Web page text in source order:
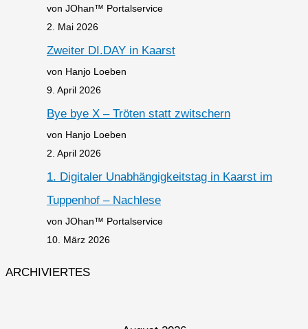
von JOhan™ Portalservice
2. Mai 2026
Zweiter DI.DAY in Kaarst
von Hanjo Loeben
9. April 2026
Bye bye X – Tröten statt zwitschern
von Hanjo Loeben
2. April 2026
1. Digitaler Unabhängigkeitstag in Kaarst im
Tuppenhof – Nachlese
von JOhan™ Portalservice
10. März 2026
ARCHIVIERTES